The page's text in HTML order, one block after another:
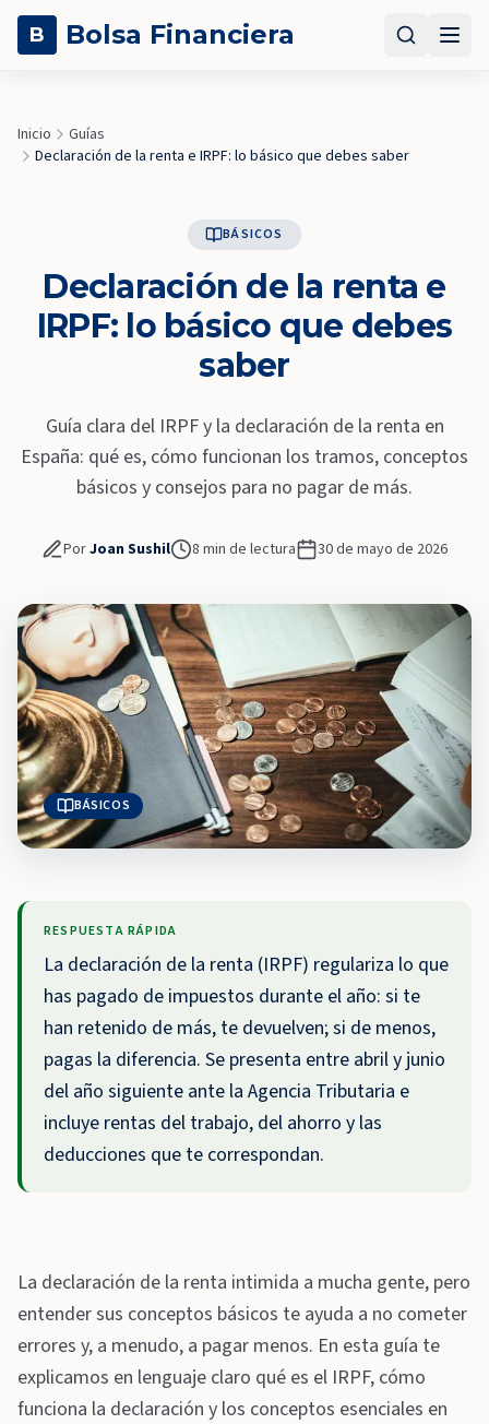
B Bolsa Financiera
Inicio
Guías
Declaración de la renta e IRPF: lo básico que debes saber
BÁSICOS
Declaración de la renta e
IRPF: lo básico que debes
saber
Guía clara del IRPF y la declaración de la renta en
España: qué es, cómo funcionan los tramos, conceptos
básicos y consejos para no pagar de más.
PorJoan Sushil 8 min de lectura 30 de mayo de 2026
BÁSICOS
RESPUESTA RÁPIDA
La declaración de la renta (IRPF) regulariza lo que
has pagado de impuestos durante el año: si te
han retenido de más, te devuelven; si de menos,
pagas la diferencia. Se presenta entre abril y junio
del año siguiente ante la Agencia Tributaria e
incluye rentas del trabajo, del ahorro y las
deducciones que te correspondan.
La declaración de la renta intimida a mucha gente, pero
entender sus conceptos básicos te ayuda a no cometer
errores y, a menudo, a pagar menos. En esta guía te
explicamos en lenguaje claro qué es el IRPF, cómo
funciona la declaración y los conceptos esenciales en